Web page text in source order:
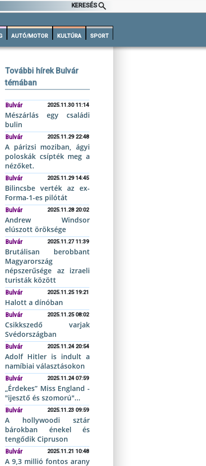
KERESÉS
AUTÓ/MOTOR KULTÚRA SPORT
További hírek Bulvár
témában
Bulvár 2025.11.30 11:14
Mészárlás egy családi
bulin
Bulvár 2025.11.29 22:48
A párizsi moziban, ágyi
poloskák csípték meg a
nézőket.
Bulvár 2025.11.29 14:45
Bilincsbe verték az ex-
Forma-1-es pilótát
Bulvár 2025.11.28 20:02
Andrew Windsor
elúszott öröksége
Bulvár 2025.11.27 11:39
Brutálisan berobbant
Magyarország
népszerűsége az izraeli
turisták között
Bulvár 2025.11.25 19:21
Halott a dínóban
Bulvár 2025.11.25 08:02
Csikkszedő varjak
Svédországban
Bulvár 2025.11.24 20:54
Adolf Hitler is indult a
namíbiai választásokon
Bulvár 2025.11.24 07:59
„Érdekes” Miss England -
"ijesztő és szomorú"...
Bulvár 2025.11.23 09:59
A hollywoodi sztár
bárokban énekel és
tengődik Cipruson
Bulvár 2025.11.21 10:48
A 9,3 millió fontos arany